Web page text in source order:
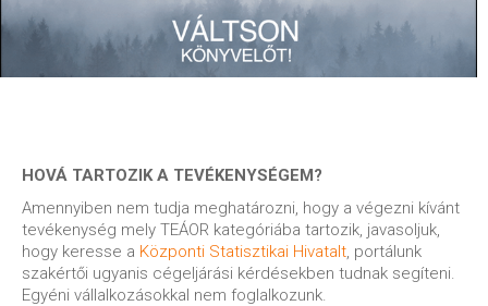
HOVÁ TARTOZIK A TEVÉKENYSÉGEM?
Amennyiben nem tudja meghatározni, hogy a végezni kívánt
tevékenység mely TEÁOR kategóriába tartozik, javasoljuk,
hogy keresse a Központi Statisztikai Hivatalt , portálunk
szakértői ugyanis cégeljárási kérdésekben tudnak segíteni.
Egyéni vállalkozásokkal nem foglalkozunk.